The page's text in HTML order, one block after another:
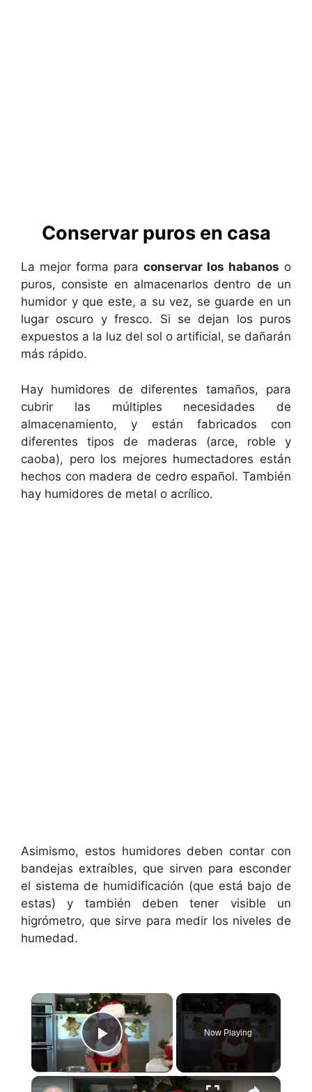
Conservar puros en casa
La mejor forma para conservar los habanos o
puros, consiste en almacenarlos dentro de un
humidor y que este, a su vez, se guarde en un
lugar oscuro y fresco. Si se dejan los puros
expuestos a la luz del sol o artificial, se dañarán
más rápido.
Hay humidores de diferentes tamaños, para
cubrir las múltiples necesidades de
almacenamiento, y están fabricados con
diferentes tipos de maderas (arce, roble y
caoba), pero los mejores humectadores están
hechos con madera de cedro español. También
hay humidores de metal o acrílico.
Asimismo, estos humidores deben contar con
bandejas extraíbles, que sirven para esconder
el sistema de humidificación (que está bajo de
estas) y también deben tener visible un
higrómetro, que sirve para medir los niveles de
humedad.
×
Play Video
Now Playing
×